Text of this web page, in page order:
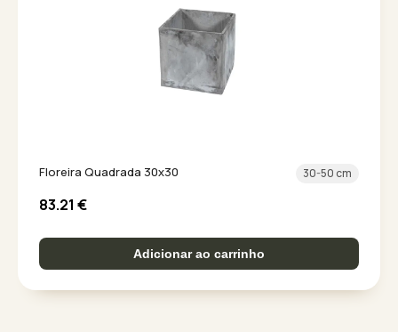
Floreira Quadrada 30x30 30-50 cm
83.21 €
Adicionar ao carrinho